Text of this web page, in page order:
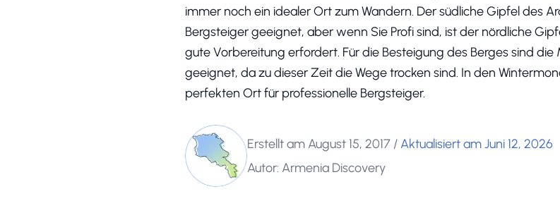
immer noch ein idealer Ort zum Wandern. Der südliche Gipfel des
Bergsteiger geeignet, aber wenn Sie Profi sind, ist der nördliche
gute Vorbereitung erfordert. Für die Besteigung des Berges sind
geeignet, da zu dieser Zeit die Wege trocken sind. In den
perfekten Ort für professionelle Bergsteiger.
Erstellt am August 15, 2017 / Aktualisiert am Juni 12, 2026
Autor: Armenia Discovery